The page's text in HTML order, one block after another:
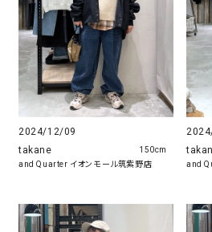
2024/12/09
takane
and Quarter イオンモール筑紫野店
150cm
and